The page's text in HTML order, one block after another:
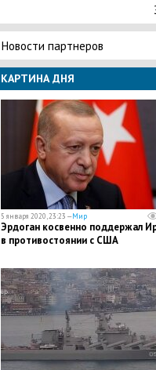
Новости партнеров
КАРТИНА ДНЯ
5 января 2020, 23:23 —Мир
Эрдоган косвенно поддержал
в противостоянии с США